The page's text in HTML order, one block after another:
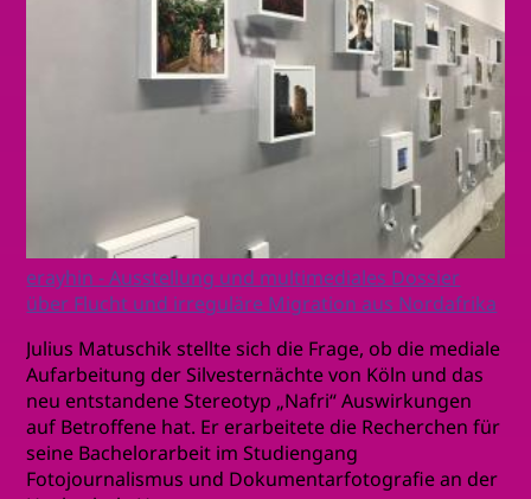
erayhin - Ausstellung und multimediales Dossier
über Flucht und irreguläre Migration aus Nordafrika
Julius Matuschik stellte sich die Frage, ob die mediale
Aufarbeitung der Silvesternächte von Köln und das
neu entstandene Stereotyp „Nafri“ Auswirkungen
auf Betroffene hat. Er erarbeitete die Recherchen für
seine Bachelorarbeit im Studiengang
Fotojournalismus und Dokumentarfotografie an der